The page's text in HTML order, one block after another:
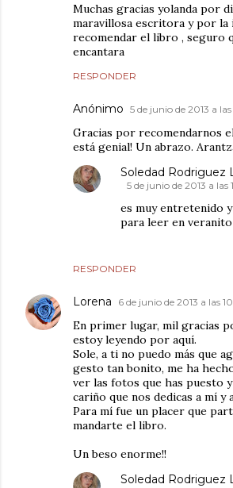
Muchas gracias yolanda por
maravillosa escritora y por la
recomendar el libro , seguro
encantara
RESPONDER
Anónimo 5 de junio de 2013 a las
Gracias por recomendarnos
está genial! Un abrazo.
RESPONDER
Soledad Rodriguez
5 de junio de 2013 a las
es muy entretenido
para leer en veranito
Lorena 6 de junio de 2013 a las
En primer lugar, mil gracias
estoy leyendo por aquí.
Sole, a ti no puedo más que
gesto tan bonito, me ha
ver las fotos que has puesto
cariño que nos dedicas a mí y
Para mí fue un placer que
mandarte el libro.
Un beso enorme!!
Soledad Rodriguez